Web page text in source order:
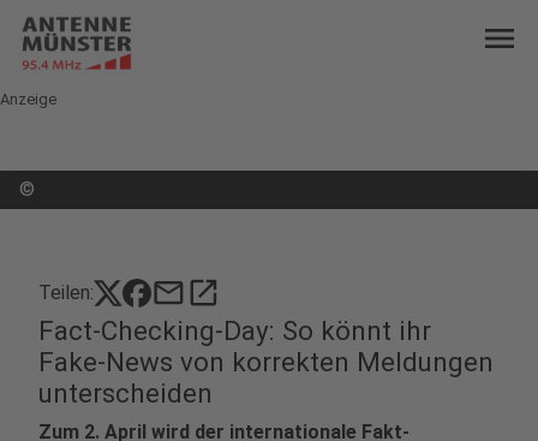
menu
Anzeige
©
Teilen: mailopen_in_new
Fact-Checking-Day: So könnt ihr
Fake-News von korrekten Meldungen
unterscheiden
Zum 2. April wird der internationale Fakt-